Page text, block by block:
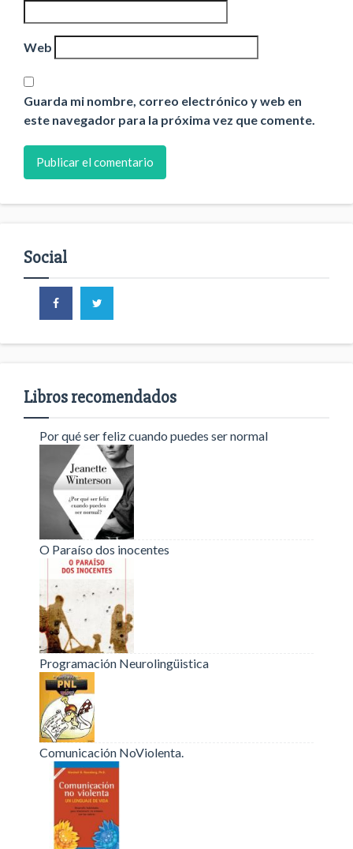
Web
Guarda mi nombre, correo electrónico y web en
este navegador para la próxima vez que comente.
Social
Libros recomendados
Por qué ser feliz cuando puedes ser normal
O Paraíso dos inocentes
Programación Neurolingüistica
Comunicación NoViolenta.